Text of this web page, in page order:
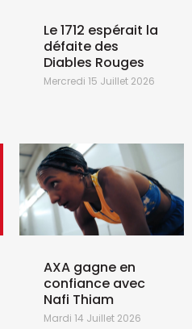
Le 1712 espérait la
défaite des
Diables Rouges
Mercredi 15 Juillet 2026
AXA gagne en
confiance avec
Nafi Thiam
Mardi 14 Juillet 2026